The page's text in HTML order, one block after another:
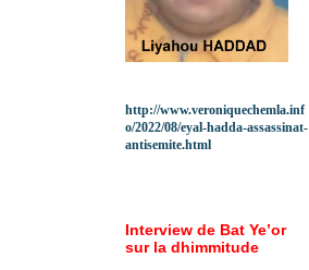
http://www.veroniquechemla.inf
o/2022/08/eyal-hadda-assassinat-
antisemite.html
Interview de Bat Ye’or
sur la dhimmitude